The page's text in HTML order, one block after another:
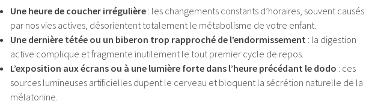
Une heure de coucher irrégulière : les changements constants d’horaires, souvent causés
par nos vies actives, désorientent totalement le métabolisme de votre enfant.
Une dernière tétée ou un biberon trop rapproché de l’endormissement : la digestion
active complique et fragmente inutilement le tout premier cycle de repos.
L’exposition aux écrans ou à une lumière forte dans l’heure précédant le dodo : ces
sources lumineuses artificielles dupent le cerveau et bloquent la sécrétion naturelle de la
mélatonine.